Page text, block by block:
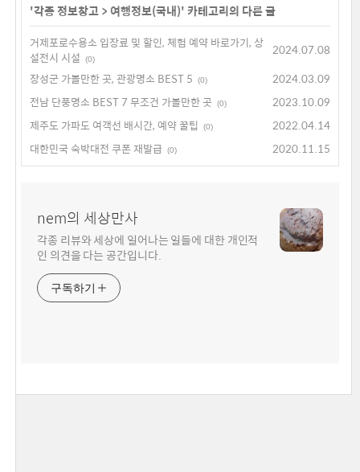
'각종 정보창고> 여행정보(국내)' 카테고리의 다른 글
거제포로수용소 입장료 및 할인, 체험 예약 바로가기, 상
설전시 시설
(0)
2024.07.08
장성군 가볼만한 곳, 관광명소 BEST 5
(0)
2024.03.09
전남 단풍명소 BEST 7 무조건 가볼만한 곳 (0)
2023.10.09
제주도 가파도 여객선 배시간, 예약 꿀팁
(0)
2022.04.14
대한민국 숙박대전 쿠폰 재발급 (0) 2020.11.15
nem의 세상만사
각종 리뷰와 세상에 일어나는 일들에 대한 개인적
인 의견을 다는 공간입니다.
구독하기